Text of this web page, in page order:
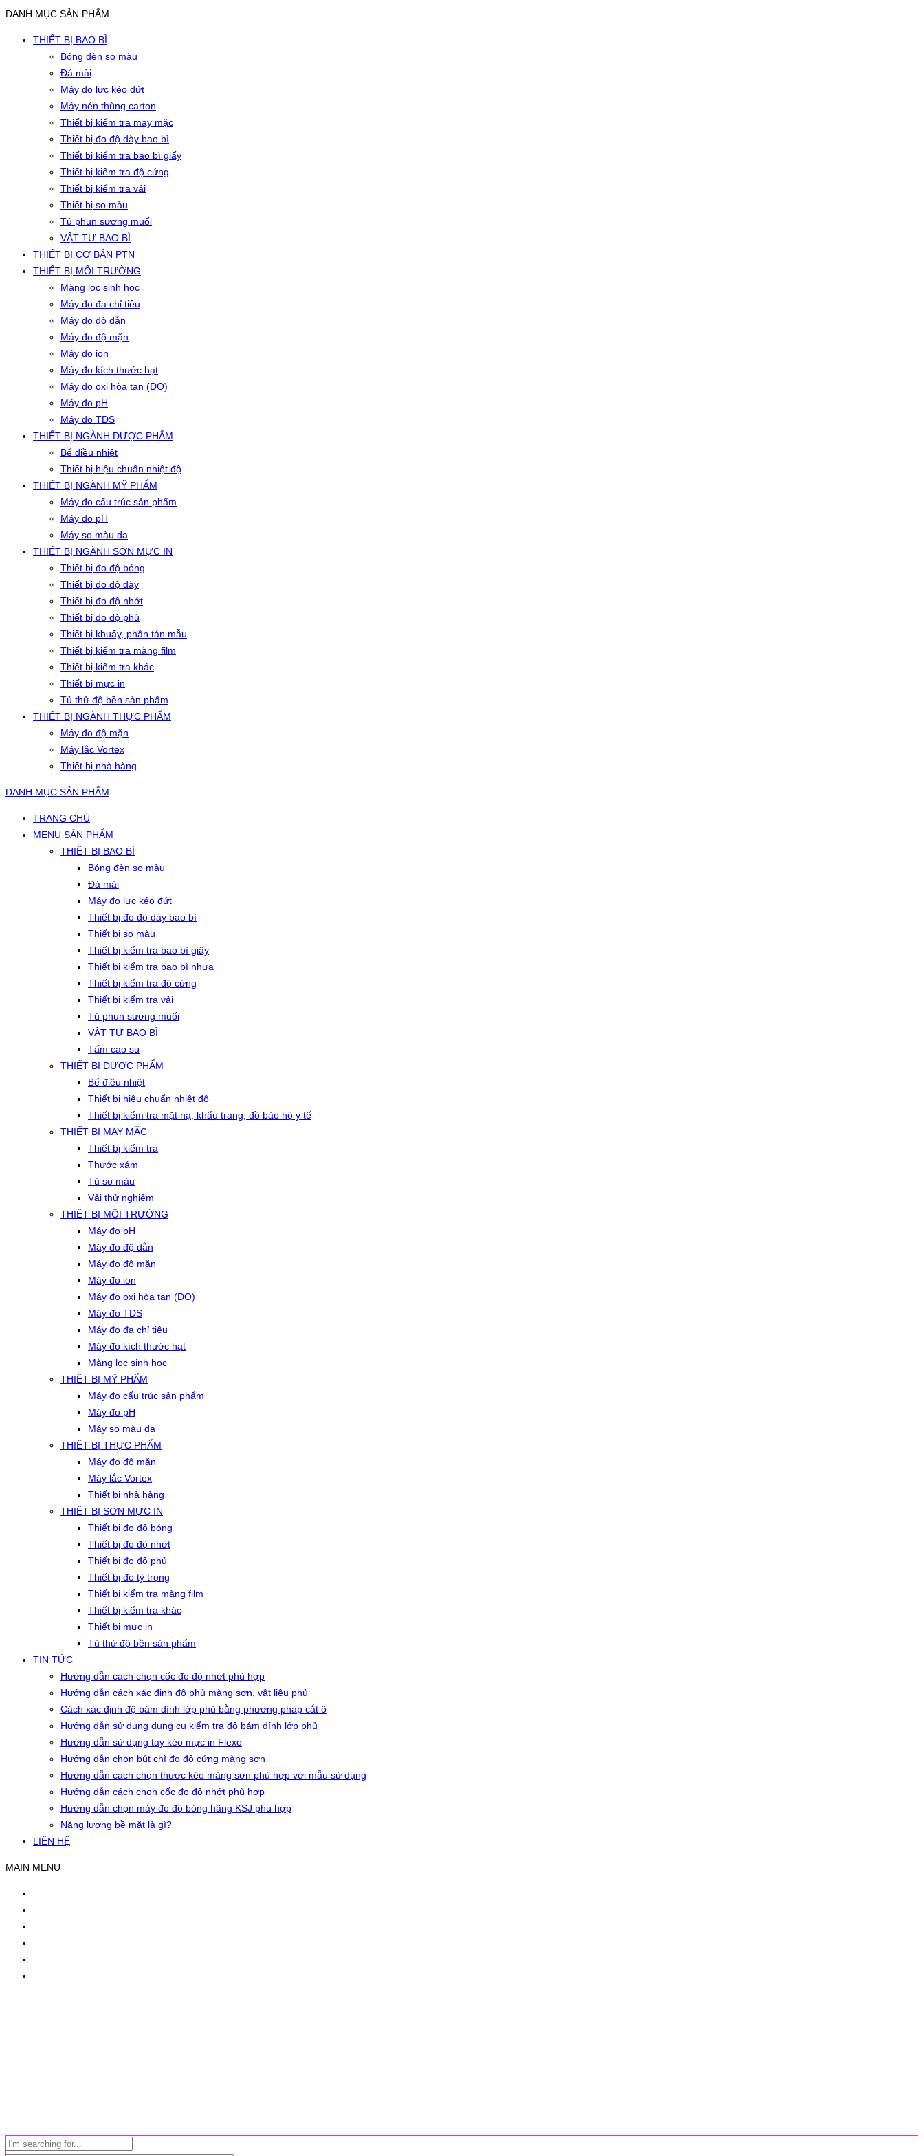
DANH MỤC SẢN PHẨM
THIẾT BỊ BAO BÌ
Bóng đèn so màu
Đá mài
Máy đo lực kéo đứt
Máy nén thùng carton
Thiết bị kiểm tra may mặc
Thiết bị đo độ dày bao bì
Thiết bị kiểm tra bao bì giấy
Thiết bị kiểm tra độ cứng
Thiết bị kiểm tra vải
Thiết bị so màu
Tủ phun sương muối
VẬT TƯ BAO BÌ
THIẾT BỊ CƠ BẢN PTN
THIẾT BỊ MÔI TRƯỜNG
Màng lọc sinh học
Máy đo đa chỉ tiêu
Máy đo độ dẫn
Máy đo độ mặn
Máy đo ion
Máy đo kích thước hạt
Máy đo oxi hòa tan (DO)
Máy đo pH
Máy đo TDS
THIẾT BỊ NGÀNH DƯỢC PHẨM
Bể điều nhiệt
Thiết bị hiệu chuẩn nhiệt độ
THIẾT BỊ NGÀNH MỸ PHẨM
Máy đo cấu trúc sản phẩm
Máy đo pH
Máy so màu da
THIẾT BỊ NGÀNH SƠN MỰC IN
Thiết bị đo độ bóng
Thiết bị đo độ dày
Thiết bị đo độ nhớt
Thiết bị đo độ phủ
Thiết bị khuấy, phân tán mẫu
Thiết bị kiểm tra màng film
Thiết bị kiểm tra khác
Thiết bị mực in
Tủ thử độ bền sản phẩm
THIẾT BỊ NGÀNH THỰC PHẨM
Máy đo độ mặn
Máy lắc Vortex
Thiết bị nhà hàng
DANH MỤC SẢN PHẨM
TRANG CHỦ
MENU SẢN PHẨM
THIẾT BỊ BAO BÌ
Bóng đèn so màu
Đá mài
Máy đo lực kéo đứt
Thiết bị đo độ dày bao bì
Thiết bị so màu
Thiết bị kiểm tra bao bì giấy
Thiết bị kiểm tra bao bì nhựa
Thiết bị kiểm tra độ cứng
Thiết bị kiểm tra vải
Tủ phun sương muối
VẬT TƯ BAO BÌ
Tấm cao su
THIẾT BỊ DƯỢC PHẨM
Bể điều nhiệt
Thiết bị hiệu chuẩn nhiệt độ
Thiết bị kiểm tra mặt nạ, khẩu trang, đồ bảo hộ y tế
THIẾT BỊ MAY MẶC
Thiết bị kiểm tra
Thước xám
Tủ so màu
Vải thử nghiệm
THIẾT BỊ MÔI TRƯỜNG
Máy đo pH
Máy đo độ dẫn
Máy đo độ mặn
Máy đo ion
Máy đo oxi hòa tan (DO)
Máy đo TDS
Máy đo đa chỉ tiêu
Máy đo kích thước hạt
Màng lọc sinh học
THIẾT BỊ MỸ PHẨM
Máy đo cấu trúc sản phẩm
Máy đo pH
Máy so màu da
THIẾT BỊ THỰC PHẨM
Máy đo độ mặn
Máy lắc Vortex
Thiết bị nhà hàng
THIẾT BỊ SƠN MỰC IN
Thiết bị đo độ bóng
Thiết bị đo độ nhớt
Thiết bị đo độ phủ
Thiết bị đo tỷ trọng
Thiết bị kiểm tra màng film
Thiết bị kiểm tra khác
Thiết bị mực in
Tủ thử độ bền sản phẩm
TIN TỨC
Hướng dẫn cách chọn cốc đo độ nhớt phù hợp
Hướng dẫn cách xác định độ phủ màng sơn, vật liệu phủ
Cách xác định độ bám dính lớp phủ bằng phương pháp cắt ô
Hướng dẫn sử dụng dụng cụ kiểm tra độ bám dính lớp phủ
Hướng dẫn sử dụng tay kéo mực in Flexo
Hướng dẫn chọn bút chì đo độ cứng màng sơn
Hướng dẫn cách chọn thước kéo màng sơn phù hợp với mẫu sử dụng
Hướng dẫn cách chọn cốc đo độ nhớt phù hợp
Hướng dẫn chọn máy đo độ bóng hãng KSJ phù hợp
Năng lượng bề mặt là gì?
LIÊN HỆ
MAIN MENU